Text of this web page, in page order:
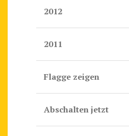
2012
2011
Flagge zeigen
Abschalten jetzt